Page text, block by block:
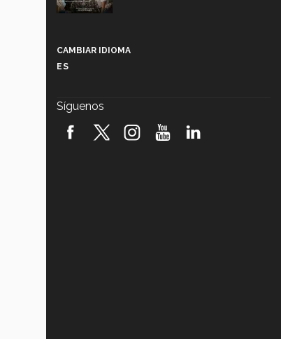
robótica FIRST 2026! (video)
CAMBIAR IDIOMA
ES
Síguenos